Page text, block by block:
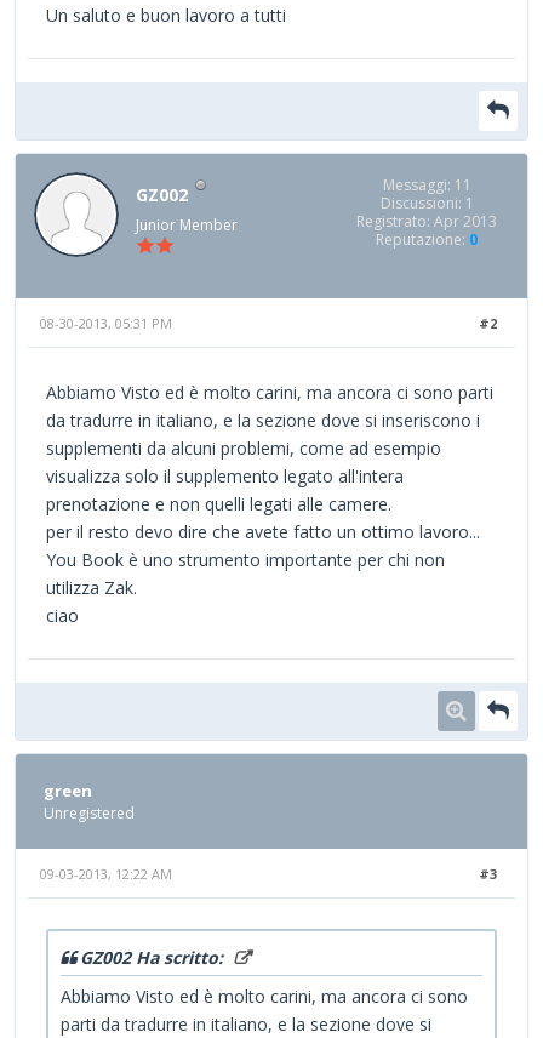
Un saluto e buon lavoro a tutti
GZ002
Junior Member
Messaggi: 11
Discussioni: 1
Registrato: Apr 2013
Reputazione: 0
#2
08-30-2013, 05:31 PM
Abbiamo Visto ed è molto carini, ma ancora ci sono parti
da tradurre in italiano, e la sezione dove si inseriscono i
supplementi da alcuni problemi, come ad esempio
visualizza solo il supplemento legato all'intera
prenotazione e non quelli legati alle camere.
per il resto devo dire che avete fatto un ottimo lavoro...
You Book è uno strumento importante per chi non
utilizza Zak.
ciao
green
Unregistered
#3
09-03-2013, 12:22 AM
GZ002 Ha scritto:
Abbiamo Visto ed è molto carini, ma ancora ci sono
parti da tradurre in italiano, e la sezione dove si